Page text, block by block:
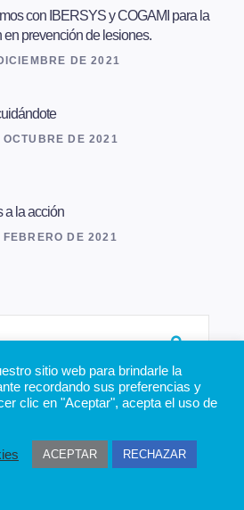
con IBERSYS y COGAMI para la
en prevención de lesiones.
DE 2021
OCTUBRE DE 2021
a la acción
FEBRERO DE 2021
SEARCH
reservados
sitio web para brindarle la
recordando sus preferencias y
clic en "Aceptar", acepta el uso de
ACEPTAR RECHAZAR